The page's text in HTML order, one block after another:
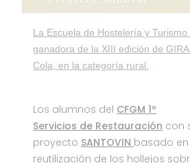
La Escuela de Hostelería y Turismo
ganadora de la XIII edición de
Cola, en la categoría rural.
Los alumnos del CFGM 1º
Servicios de Restauración con
proyecto SANTOVIN basado en
reutilización de los hollejos